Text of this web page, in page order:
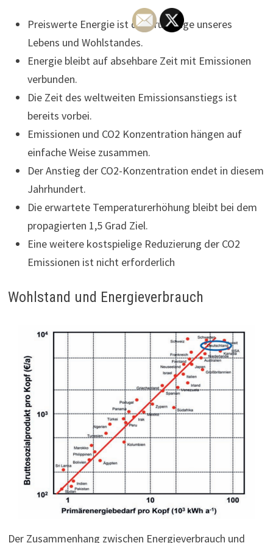
Preiswerte Energie ist die Grundlage unseres
Lebens und Wohlstandes.
Energie bleibt auf absehbare Zeit mit Emissionen
verbunden.
Die Zeit des weltweiten Emissionsanstiegs ist
bereits vorbei.
Emissionen und CO2 Konzentration hängen auf
einfache Weise zusammen.
Der Anstieg der CO2-Konzentration endet in diesem
Jahrhundert.
Die erwartete Temperaturerhöhung bleibt bei dem
propagierten 1,5 Grad Ziel.
Eine weitere kostspielige Reduzierung der CO2
Emissionen ist nicht erforderlich
Wohlstand und Energieverbrauch
Der Zusammenhang zwischen Energieverbrauch und